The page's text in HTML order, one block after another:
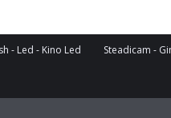
- Led - Kino Led Steadicam -